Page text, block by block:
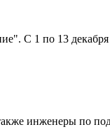
С 1 по 13
инженеры по